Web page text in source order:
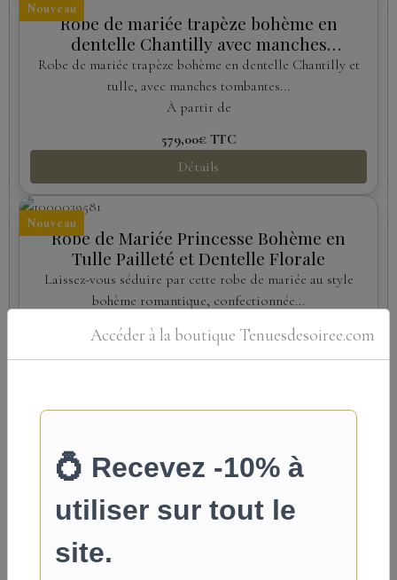
Nouveau
Robe de mariée trapèze bohème en
dentelle Chantilly avec manches
amovibles
Robe de mariée trapèze bohème en dentelle Chantilly et
tulle, avec manches tombantes...
À partir de
579,00€ TTC
Détails
Nouveau
Robe de Mariée Princesse Bohème en
Tulle Pailleté et Dentelle Florale
Laissez-vous séduire par cette robe de mariée au style
bohème romantique, confectionnée...
Robe de mariée sirène en crêpe avec
nœuds aux épaules
fluide sublime la silhouette grâce à sa coupe...
Accéder à la boutique Tenuesdesoiree.com